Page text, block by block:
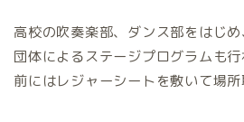
高校の吹奏楽部、ダンス部をはじめ
団体によるステージプログラムも
前にはレジャーシートを敷いて場所